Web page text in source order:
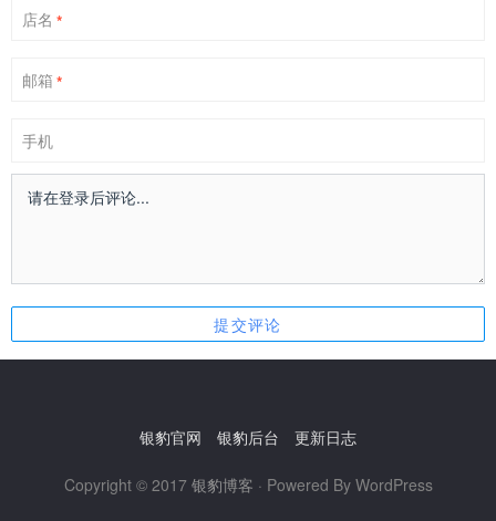
店名 *
邮箱 *
手机
银豹官网 银豹后台 更新日志
Copyright © 2017 银豹博客 · Powered By WordPress